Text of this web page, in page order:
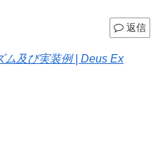
返信
及び実装例 | Deus Ex